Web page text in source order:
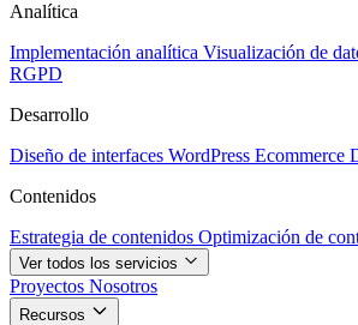
Analítica
Implementación analítica Visualización de
RGPD
Desarrollo
Diseño de interfaces WordPress Ecommerce
Contenidos
Estrategia de contenidos Optimización de
Ver todos los servicios
Proyectos Nosotros
Recursos